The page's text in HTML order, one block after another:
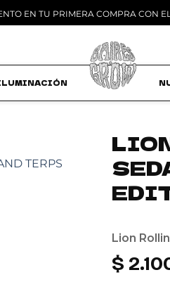
EN TU PRIMERA COMPRA CON
MACETAS
Lion
$